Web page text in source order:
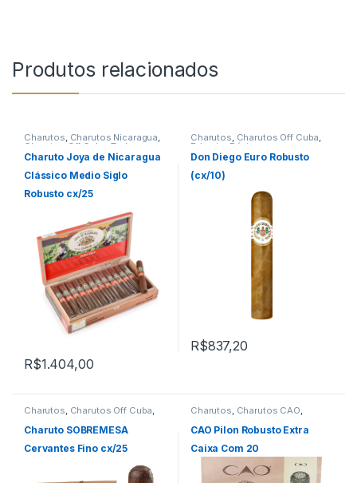
Produtos relacionados
Charutos, Charutos Nicaragua,
Charutos Off Cuba ,Todos
Produtos
Charuto Joya de Nicaragua
Clássico Medio Siglo
Robusto cx/25
R$1.404,00
Charutos, Charutos Off Cuba,
Primeira Página
Don Diego Euro Robusto
(cx/10)
R$837,20
Charutos, Charutos Off Cuba,
Charuto SOBREMESA
Cervantes Fino cx/25
Charutos, Charutos CAO,
Off Cuba,Todos Produtos
CAO Pilon Robusto Extra
Caixa Com 20